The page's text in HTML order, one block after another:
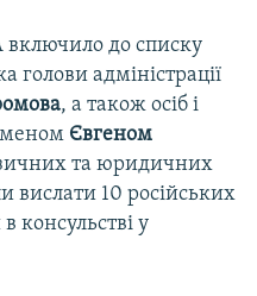
включило до списку
голови адміністрації
, а також осіб і
Євгеном
та юридичних
вислати 10 російських
консульстві у